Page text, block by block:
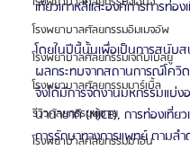
โรงพยาบาลศัลยกรรมอิมเมจอัพ
โรงพยาบาลศัลยกรรมเจดับเบิลยู
โรงพยาบาลศัลยกรรมมาร์เบิ้ล
รีวิวศัลยกรรมผู้ชาย
โรงพยาบาลศัลยกรรมมาอิน
เที่ยวเกาหลีและองค์การการท่อ
โดยในปีนี้นั้นเพื่อเป็นการสนับ
ผลกระทบจากสถานการณ์โควิ
จึงได้มีการจัดงานมหกรรมแบ่
นานาชาติ (MICE), การท่องเที่
การรักษาทางการแพทย์ ตามล